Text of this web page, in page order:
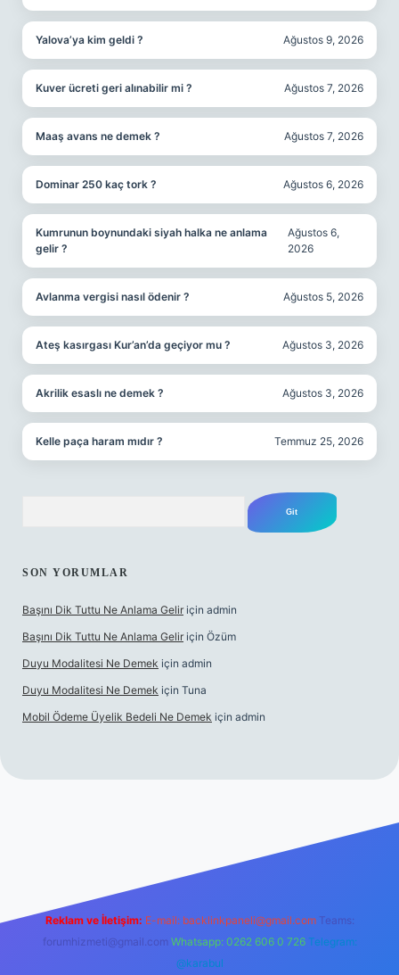
Yalova’ya kim geldi ? Ağustos 9, 2026
Kuver ücreti geri alınabilir mi ? Ağustos 7, 2026
Maaş avans ne demek ? Ağustos 7, 2026
Dominar 250 kaç tork ? Ağustos 6, 2026
Kumrunun boynundaki siyah halka ne anlama
gelir ?
Ağustos 6,
2026
Avlanma vergisi nasıl ödenir ? Ağustos 5, 2026
Ateş kasırgası Kur’an’da geçiyor mu ? Ağustos 3, 2026
Akrilik esaslı ne demek ? Ağustos 3, 2026
Kelle paça haram mıdır ? Temmuz 25, 2026
SON YORUMLAR
Başını Dik Tuttu Ne Anlama Gelir için admin
Başını Dik Tuttu Ne Anlama Gelir için Özüm
Duyu Modalitesi Ne Demek için admin
Duyu Modalitesi Ne Demek için Tuna
Mobil Ödeme Üyelik Bedeli Ne Demek için admin
Reklam ve İletişim: E-mail: backlinkpaneli@gmail.com Teams:
forumhizmeti@gmail.com Whatsapp: 0262 606 0 726 Telegram:
@karabul